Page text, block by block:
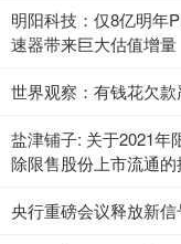
明阳科技：仅8亿明年
速器带来巨大估值增量
世界观察：有钱花欠
盐津铺子: 关于2021年
除限售股份上市流通
央行重磅会议释放新